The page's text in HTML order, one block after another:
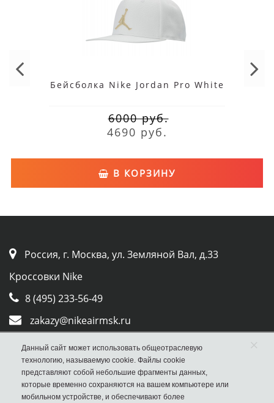
Бейсболка Nike Jordan Pro White
6000 руб.
4690 руб.
В КОРЗИНУ
Россия, г. Москва, ул. Земляной Вал, д.33
Кроссовки Nike
8 (495) 233-56-49
zakazy@nikeairmsk.ru
Whatsapp
Viber
Данный сайт может использовать общеотраслевую
технологию, называемую cookie. Файлы cookie
представляют собой небольшие фрагменты данных,
которые временно сохраняются на вашем компьютере или
мобильном устройстве, и обеспечивают более
×